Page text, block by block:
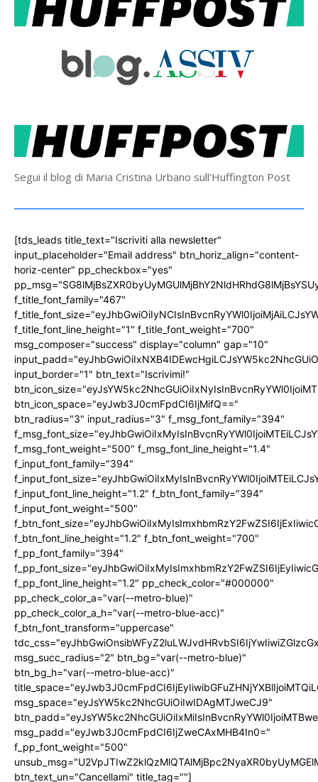
Segui il blog di Maria Cristina Urbano sull'Huffington Post
[tds_leads title_text="Iscriviti alla newsletter"
input_placeholder="Email address" btn_horiz_align="content-
horiz-center" pp_checkbox="yes"
f_title_font_family="467"
f_title_font_line_height="1" f_title_font_weight="700"
msg_composer="success" display="column" gap="10"
input_border="1" btn_text="Iscrivimi!"
btn_icon_space="eyJwb3J0cmFpdCI6IjMifQ=="
btn_radius="3" input_radius="3" f_msg_font_family="394"
f_msg_font_weight="500" f_msg_font_line_height="1.4"
f_input_font_family="394"
f_input_font_line_height="1.2" f_btn_font_family="394"
f_input_font_weight="500"
f_btn_font_line_height="1.2" f_btn_font_weight="700"
f_pp_font_family="394"
f_pp_font_line_height="1.2" pp_check_color="#000000"
pp_check_color_a="var(--metro-blue)"
pp_check_color_a_h="var(--metro-blue-acc)"
f_btn_font_transform="uppercase"
msg_succ_radius="2" btn_bg="var(--metro-blue)"
btn_bg_h="var(--metro-blue-acc)"
msg_space="eyJsYW5kc2NhcGUiOiIwIDAgMTJweCJ9"
msg_padd="eyJwb3J0cmFpdCI6IjZweCAxMHB4In0="
f_pp_font_weight="500"
btn_text_un="Cancellami" title_tag=""]